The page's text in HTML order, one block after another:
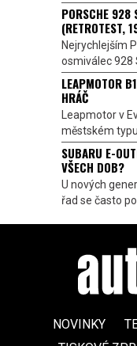
PORSCHE 928
(RETROTEST,
Nejrychlejším
osmiválec 928
LEAPMOTOR
HRÁČ
Leapmotor v
městském
SUBARU E-
VŠECH DOB?
U nových
řad se často
NOVINKY